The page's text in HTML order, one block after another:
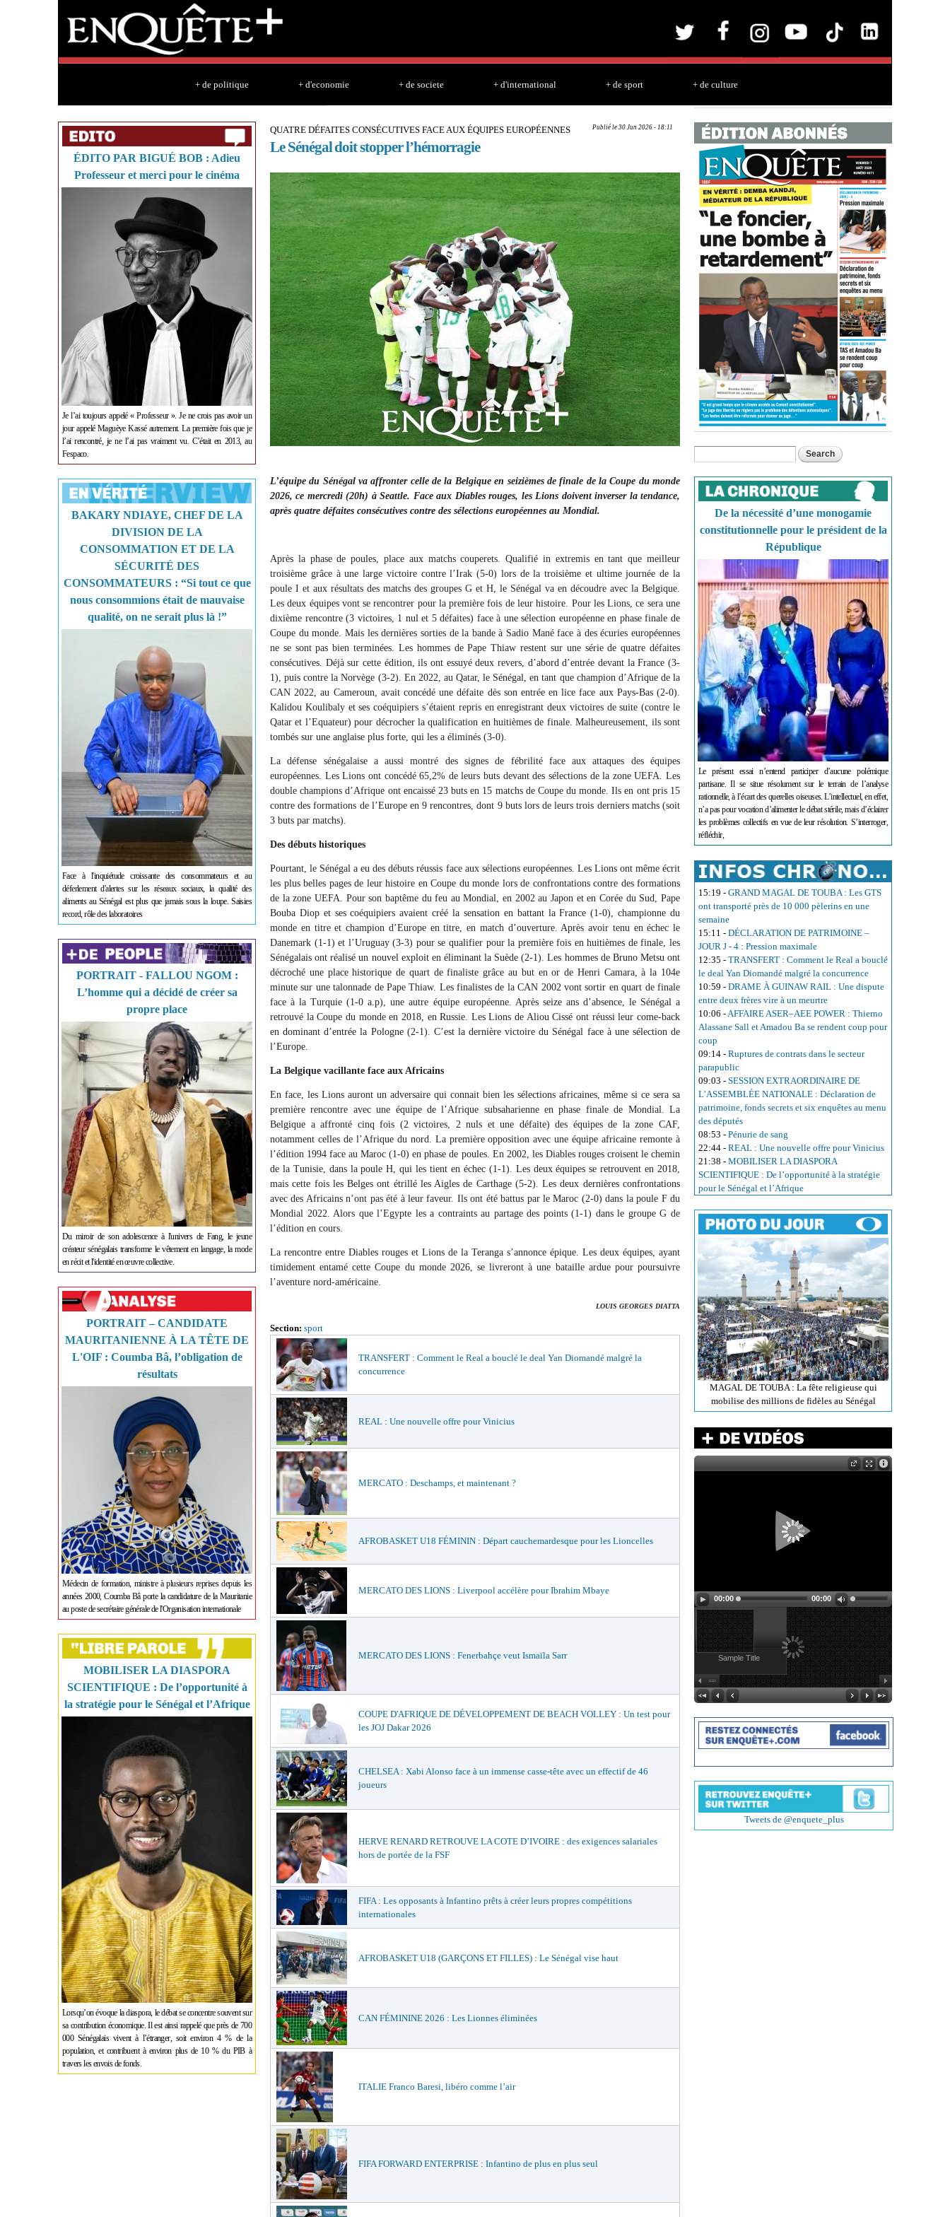
+ de politique + d'economie + de societe + d'international + de sport + de culture
ÉDITO PAR BIGUÉ BOB : Adieu
Professeur et merci pour le cinéma
Je l’ai toujours appelé « Professeur ». Je ne crois pas avoir un
jour appelé Maguèye Kassé autrement. La première fois que je
l’ai rencontré, je ne l’ai pas vraiment vu. C’était en 2013, au
Fespaco.
BAKARY NDIAYE, CHEF DE LA
DIVISION DE LA
CONSOMMATION ET DE LA
SÉCURITÉ DES
CONSOMMATEURS : “Si tout ce que
nous consommions était de mauvaise
qualité, on ne serait plus là !”
Face à l'inquiétude croissante des consommateurs et au
déferlement d'alertes sur les réseaux sociaux, la qualité des
aliments au Sénégal est plus que jamais sous la loupe. Saisies
record, rôle des laboratoires
PORTRAIT - FALLOU NGOM :
L’homme qui a décidé de créer sa
propre place
Du miroir de son adolescence à l'univers de Fang, le jeune
créateur sénégalais transforme le vêtement en langage, la mode
en récit et l'identité en œuvre collective.
PORTRAIT – CANDIDATE
MAURITANIENNE À LA TÊTE DE
L'OIF : Coumba Bâ, l’obligation de
résultats
Médecin de formation, ministre à plusieurs reprises depuis les
années 2000, Coumba Bâ porte la candidature de la Mauritanie
au poste de secrétaire générale de l'Organisation internationale
MOBILISER LA DIASPORA
SCIENTIFIQUE : De l’opportunité à
la stratégie pour le Sénégal et l’Afrique
Lorsqu’on évoque la diaspora, le débat se concentre souvent sur
sa contribution économique. Il est ainsi rappelé que près de 700
000 Sénégalais vivent à l’étranger, soit environ 4 % de la
population, et contribuent à environ plus de 10 % du PIB à
travers les envois de fonds.
Publié le 30 Jun 2026 - 18:11
QUATRE DÉFAITES CONSÉCUTIVES FACE AUX ÉQUIPES EUROPÉENNES
Le Sénégal doit stopper l’hémorragie
L’équipe du Sénégal va affronter celle de la Belgique en seizièmes de finale de la Coupe du monde
2026, ce mercredi (20h) à Seattle. Face aux Diables rouges, les Lions doivent inverser la tendance,
après quatre défaites consécutives contre des sélections européennes au Mondial.
Après la phase de poules, place aux matchs couperets. Qualifié in extremis en tant que meilleur
troisième grâce à une large victoire contre l’Irak (5-0) lors de la troisième et ultime journée de la
poule I et aux résultats des matchs des groupes G et H, le Sénégal va en découdre avec la Belgique.
Les deux équipes vont se rencontrer pour la première fois de leur histoire. Pour les Lions, ce sera une
dixième rencontre (3 victoires, 1 nul et 5 défaites) face à une sélection européenne en phase finale de
Coupe du monde. Mais les dernières sorties de la bande à Sadio Mané face à des écuries européennes
ne se sont pas bien terminées. Les hommes de Pape Thiaw restent sur une série de quatre défaites
consécutives. Déjà sur cette édition, ils ont essuyé deux revers, d’abord d’entrée devant la France (3-
1), puis contre la Norvège (3-2). En 2022, au Qatar, le Sénégal, en tant que champion d’Afrique de la
CAN 2022, au Cameroun, avait concédé une défaite dès son entrée en lice face aux Pays-Bas (2-0).
Kalidou Koulibaly et ses coéquipiers s’étaient repris en enregistrant deux victoires de suite (contre le
Qatar et l’Equateur) pour décrocher la qualification en huitièmes de finale. Malheureusement, ils sont
tombés sur une anglaise plus forte, qui les a éliminés (3-0).
La défense sénégalaise a aussi montré des signes de fébrilité face aux attaques des équipes
européennes. Les Lions ont concédé 65,2% de leurs buts devant des sélections de la zone UEFA. Les
double champions d’Afrique ont encaissé 23 buts en 15 matchs de Coupe du monde. Ils en ont pris 15
contre des formations de l’Europe en 9 rencontres, dont 9 buts lors de leurs trois derniers matchs (soit
3 buts par matchs).
Des débuts historiques
Pourtant, le Sénégal a eu des débuts réussis face aux sélections européennes. Les Lions ont même écrit
les plus belles pages de leur histoire en Coupe du monde lors de confrontations contre des formations
de la zone UEFA. Pour son baptême du feu au Mondial, en 2002 au Japon et en Corée du Sud, Pape
Bouba Diop et ses coéquipiers avaient créé la sensation en battant la France (1-0), championne du
monde en titre et champion d’Europe en titre, en match d’ouverture. Après avoir tenu en échec le
Danemark (1-1) et l’Uruguay (3-3) pour se qualifier pour la première fois en huitièmes de finale, les
Sénégalais ont réalisé un nouvel exploit en éliminant la Suède (2-1). Les hommes de Bruno Metsu ont
décroché une place historique de quart de finaliste grâce au but en or de Henri Camara, à la 104e
minute sur une talonnade de Pape Thiaw. Les finalistes de la CAN 2002 vont sortir en quart de finale
face à la Turquie (1-0 a.p), une autre équipe européenne. Après seize ans d’absence, le Sénégal a
retrouvé la Coupe du monde en 2018, en Russie. Les Lions de Aliou Cissé ont réussi leur come-back
en dominant d’entrée la Pologne (2-1). C’est la dernière victoire du Sénégal face à une sélection de
l’Europe.
La Belgique vacillante face aux Africains
En face, les Lions auront un adversaire qui connait bien les sélections africaines, même si ce sera sa
première rencontre avec une équipe de l’Afrique subsaharienne en phase finale de Mondial. La
Belgique a affronté cinq fois (2 victoires, 2 nuls et une défaite) des équipes de la zone CAF,
notamment celles de l’Afrique du nord. La première opposition avec une équipe africaine remonte à
l’édition 1994 face au Maroc (1-0) en phase de poules. En 2002, les Diables rouges croisent le chemin
de la Tunisie, dans la poule H, qui les tient en échec (1-1). Les deux équipes se retrouvent en 2018,
mais cette fois les Belges ont étrillé les Aigles de Carthage (5-2). Les deux dernières confrontations
avec des Africains n’ont pas été à leur faveur. Ils ont été battus par le Maroc (2-0) dans la poule F du
Mondial 2022. Alors que l’Egypte les a contraints au partage des points (1-1) dans le groupe G de
l’édition en cours.
La rencontre entre Diables rouges et Lions de la Teranga s’annonce épique. Les deux équipes, ayant
timidement entamé cette Coupe du monde 2026, se livreront à une bataille ardue pour poursuivre
l’aventure nord-américaine.
LOUIS GEORGES DIATTA
Section: sport
TRANSFERT : Comment le Real a bouclé le deal Yan Diomandé malgré la
concurrence
REAL : Une nouvelle offre pour Vinicius
MERCATO : Deschamps, et maintenant ?
AFROBASKET U18 FÉMININ : Départ cauchemardesque pour les Lioncelles
MERCATO DES LIONS : Liverpool accélère pour Ibrahim Mbaye
MERCATO DES LIONS : Fenerbahçe veut Ismaïla Sarr
COUPE D'AFRIQUE DE DÉVELOPPEMENT DE BEACH VOLLEY : Un test pour
les JOJ Dakar 2026
CHELSEA : Xabi Alonso face à un immense casse-tête avec un effectif de 46
joueurs
HERVE RENARD RETROUVE LA COTE D’IVOIRE : des exigences salariales
hors de portée de la FSF
FIFA : Les opposants à Infantino prêts à créer leurs propres compétitions
internationales
AFROBASKET U18 (GARÇONS ET FILLES) : Le Sénégal vise haut
CAN FÉMININE 2026 : Les Lionnes éliminées
ITALIE Franco Baresi, libéro comme l’air
FIFA FORWARD ENTERPRISE : Infantino de plus en plus seul
Search form
De la nécessité d’une monogamie
constitutionnelle pour le président de la
République
Le présent essai n’entend participer d’aucune polémique
partisane. Il se situe résolument sur le terrain de l’analyse
rationnelle, à l’écart des querelles oiseuses. L’intellectuel, en effet,
n’a pas pour vocation d’alimenter le débat stérile, mais d’éclairer
les problèmes collectifs en vue de leur résolution. S’interroger,
réfléchir,
15:19 - GRAND MAGAL DE TOUBA : Les GTS
ont transporté près de 10 000 pèlerins en une
semaine
15:11 - DÉCLARATION DE PATRIMOINE –
JOUR J - 4 : Pression maximale
12:35 - TRANSFERT : Comment le Real a bouclé
le deal Yan Diomandé malgré la concurrence
10:59 - DRAME À GUINAW RAIL : Une dispute
entre deux frères vire à un meurtre
10:06 -AFFAIRE ASER–AEE POWER : Thierno
Alassane Sall et Amadou Ba se rendent coup pour
coup
09:14 - Ruptures de contrats dans le secteur
parapublic
09:03 - SESSION EXTRAORDINAIRE DE
L’ASSEMBLÉE NATIONALE : Déclaration de
patrimoine, fonds secrets et six enquêtes au menu
des députés
08:53 - Pénurie de sang
22:44 - REAL : Une nouvelle offre pour Vinicius
21:38 - MOBILISER LA DIASPORA
SCIENTIFIQUE : De l’opportunité à la stratégie
pour le Sénégal et l’Afrique
MAGAL DE TOUBA : La fête religieuse qui
mobilise des millions de fidèles au Sénégal
00:00 00:00
Sample Title
Tweets de @enquete_plus